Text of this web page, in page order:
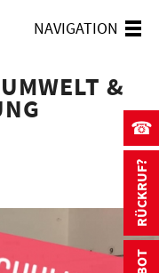
NAVIGATION
&
☎
RÜCKRUF?